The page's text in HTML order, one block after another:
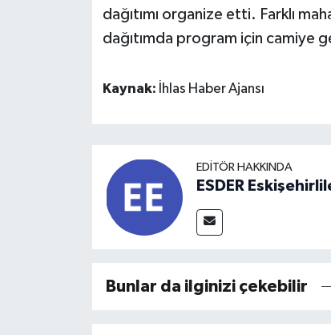
dağıtımı organize etti. Farklı
dağıtımda program için camiye
Kaynak: İhlas Haber Ajansı
EDITÖR HAKKINDA
ESDER
Bunlar da ilginizi çekebilir